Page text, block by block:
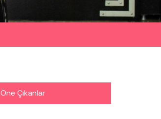
Öne Çıkanlar